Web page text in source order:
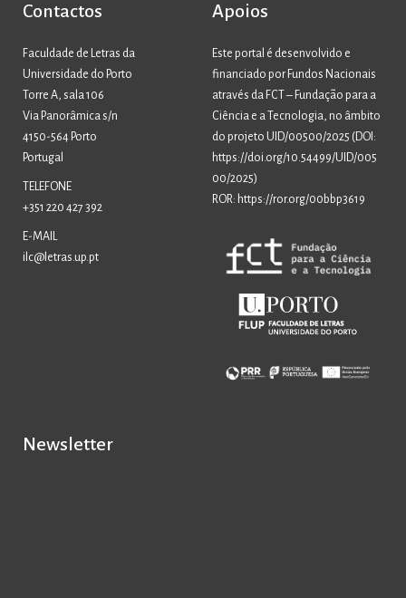
Contactos
Faculdade de Letras da
Universidade do Porto
Torre A, sala 106
Via Panorâmica s/n
4150-564 Porto
Portugal
TELEFONE
+351 220 427 392
E-MAIL
ilc@letras.up.pt
Apoios
Este portal é desenvolvido e
financiado por Fundos Nacionais
através da FCT – Fundação para a
Ciência e a Tecnologia, no âmbito
do projeto UID/00500/2025 ( DOI:
https://doi.org/10.54499/UID/005
00/2025)
ROR: https://ror.org/00bbp3619
Newsletter